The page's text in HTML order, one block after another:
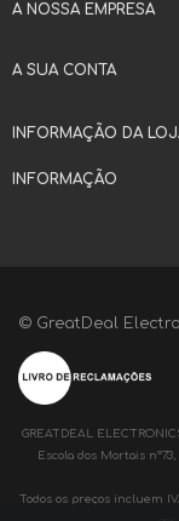
A NOSSA EMPRESA
A SUA CONTA
INFORMAÇÃO DA
INFORMAÇÃO
© GreatDeal
GREATDEAL
Escola dos Mortais
Todos os preços incluem